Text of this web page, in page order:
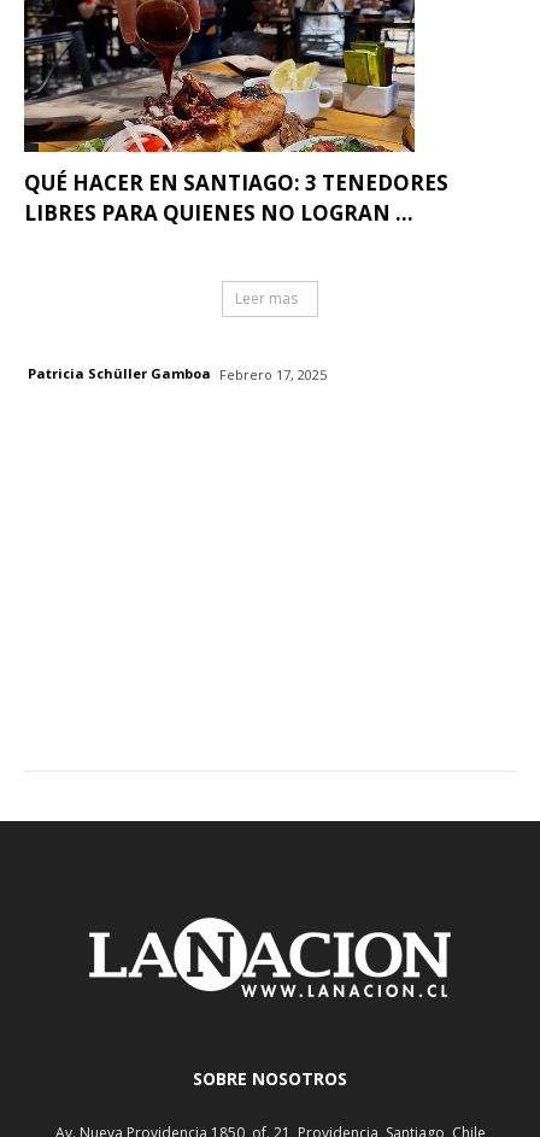
QUÉ HACER EN SANTIAGO: 3 TENEDORES
LIBRES PARA QUIENES NO LOGRAN ...
Leer mas
Patricia Schüller Gamboa Febrero 17, 2025
SOBRE NOSOTROS
Av. Nueva Providencia 1850, of. 21, Providencia, Santiago, Chile